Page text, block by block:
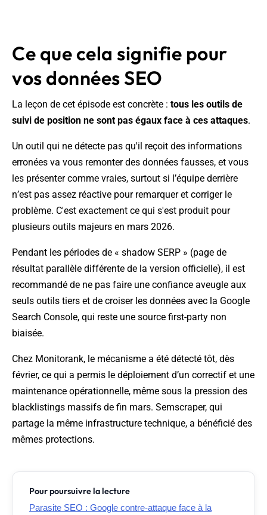
Ce que cela signifie pour
vos données SEO
La leçon de cet épisode est concrète : tous les outils de
suivi de position ne sont pas égaux face à ces attaques.
Un outil qui ne détecte pas qu'il reçoit des informations
erronées va vous remonter des données fausses, et vous
les présenter comme vraies, surtout si l’équipe derrière
n’est pas assez réactive pour remarquer et corriger le
problème. C'est exactement ce qui s'est produit pour
plusieurs outils majeurs en mars 2026.
Pendant les périodes de « shadow SERP » (page de
résultat parallèle différente de la version officielle), il est
recommandé de ne pas faire une confiance aveugle aux
seuls outils tiers et de croiser les données avec la Google
Search Console, qui reste une source first-party non
biaisée.
Chez Monitorank, le mécanisme a été détecté tôt, dès
février, ce qui a permis le déploiement d’un correctif et une
maintenance opérationnelle, même sous la pression des
blacklistings massifs de fin mars. Semscraper, qui
partage la même infrastructure technique, a bénéficié des
mêmes protections.
Pour poursuivre la lecture
Parasite SEO : Google contre-attaque face à la